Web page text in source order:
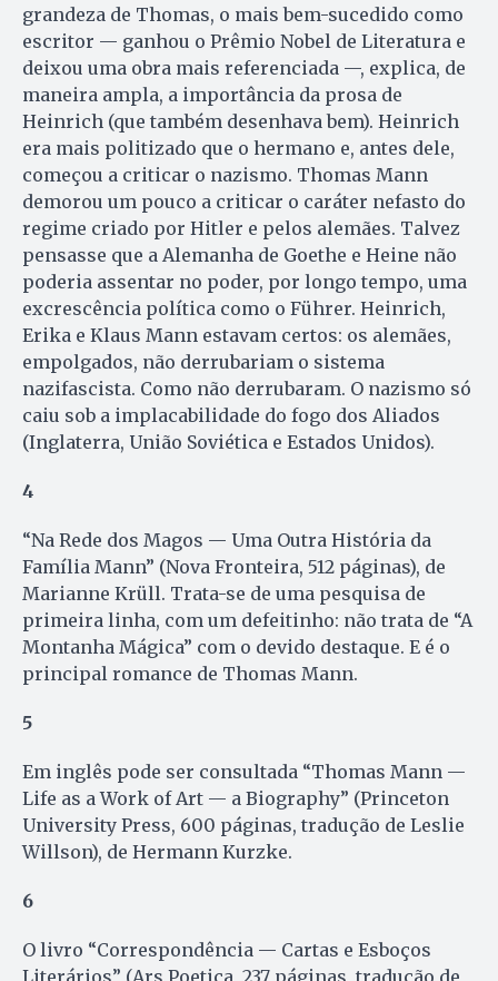
grandeza de Thomas, o mais bem-sucedido como
escritor — ganhou o Prêmio Nobel de Literatura e
deixou uma obra mais referenciada —, explica, de
maneira ampla, a importância da prosa de
Heinrich (que também desenhava bem). Heinrich
era mais politizado que o hermano e, antes dele,
começou a criticar o nazismo. Thomas Mann
demorou um pouco a criticar o caráter nefasto do
regime criado por Hitler e pelos alemães. Talvez
pensasse que a Alemanha de Goethe e Heine não
poderia assentar no poder, por longo tempo, uma
excrescência política como o Führer. Heinrich,
Erika e Klaus Mann estavam certos: os alemães,
empolgados, não derrubariam o sistema
nazifascista. Como não derrubaram. O nazismo só
caiu sob a implacabilidade do fogo dos Aliados
(Inglaterra, União Soviética e Estados Unidos).
4
“Na Rede dos Magos — Uma Outra História da
Família Mann” (Nova Fronteira, 512 páginas), de
Marianne Krüll. Trata-se de uma pesquisa de
primeira linha, com um defeitinho: não trata de “A
Montanha Mágica” com o devido destaque. E é o
principal romance de Thomas Mann.
5
Em inglês pode ser consultada “Thomas Mann —
Life as a Work of Art — a Biography” (Princeton
University Press, 600 páginas, tradução de Leslie
Willson), de Hermann Kurzke.
6
O livro “Correspondência — Cartas e Esboços
Literários” (Ars Poetica, 237 páginas, tradução de